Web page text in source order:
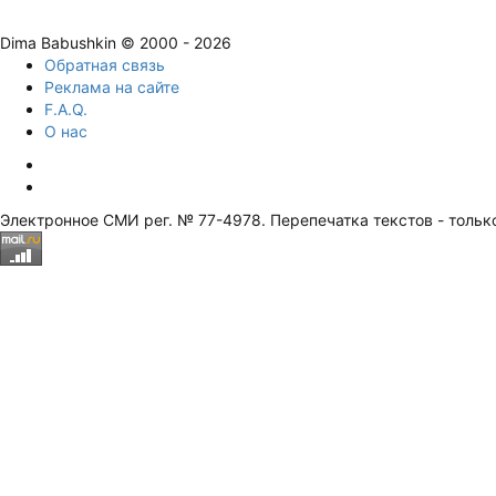
Dima Babushkin © 2000 - 2026
Обратная связь
Реклама на сайте
F.A.Q.
О нас
Электронное СМИ рег. № 77-4978. Перепечатка текстов -